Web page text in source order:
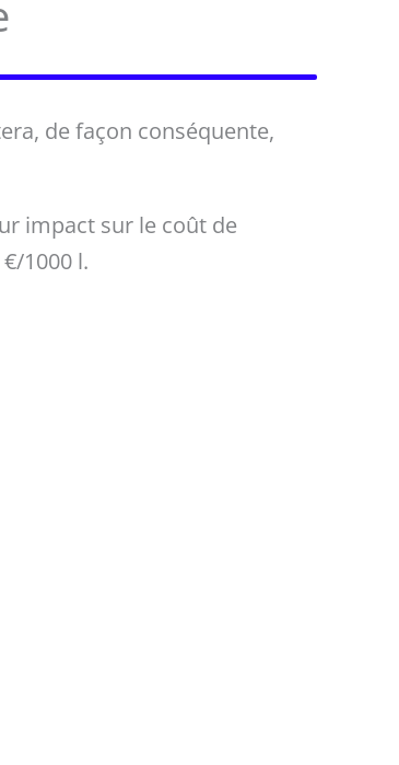
de façon conséquente,
impact sur le coût de
1000 l.